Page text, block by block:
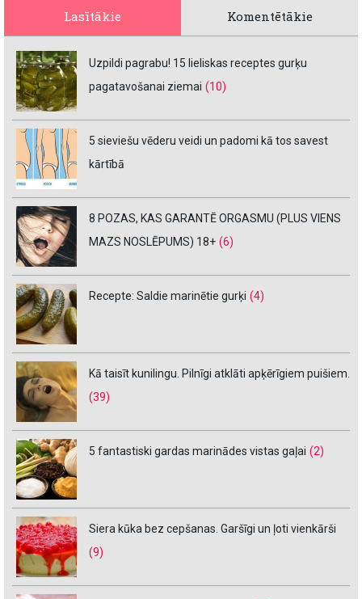
Lasītākie Komentētākie
Uzpildi pagrabu! 15 lieliskas receptes gurķu
pagatavošanai ziemai (10)
5 sieviešu vēderu veidi un padomi kā tos savest
kārtībā
8 POZAS, KAS GARANTĒ ORGASMU (PLUS VIENS
MAZS NOSLĒPUMS) 18+ (6)
Recepte: Saldie marinētie gurķi (4)
Kā taisīt kunilingu. Pilnīgi atklāti apķērīgiem puišiem.
(39)
5 fantastiski gardas marinādes vistas gaļai (2)
Siera kūka bez cepšanas. Garšīgi un ļoti vienkārši
(9)